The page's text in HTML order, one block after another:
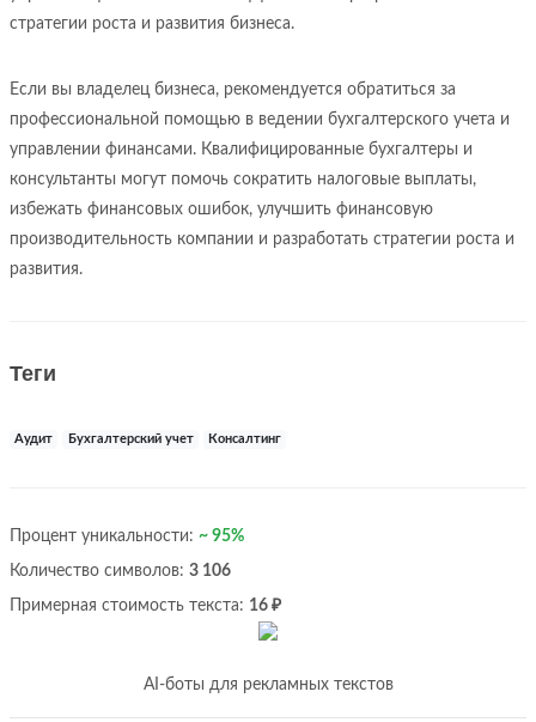
стратегии роста и развития бизнеса.
Если вы владелец бизнеса, рекомендуется обратиться за
профессиональной помощью в ведении бухгалтерского учета и
управлении финансами. Квалифицированные бухгалтеры и
консультанты могут помочь сократить налоговые выплаты,
избежать финансовых ошибок, улучшить финансовую
производительность компании и разработать стратегии роста и
развития.
Теги
Аудит Бухгалтерский учет Консалтинг
Процент уникальности: ~ 95%
Количество символов: 3 106
Примерная стоимость текста: 16 ₽
AI-боты для рекламных текстов